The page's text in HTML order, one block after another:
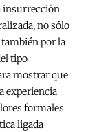
insurrección
no sólo
por la
tipo
mostrar que
experiencia
formales
ligada